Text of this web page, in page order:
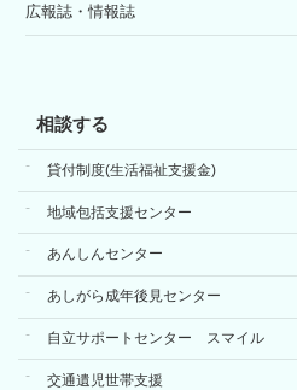
広報誌・情報誌
相談する
貸付制度(生活福祉支援金)
地域包括支援センター
あんしんセンター
あしがら成年後見センター
自立サポートセンター スマイル
交通遺児世帯支援